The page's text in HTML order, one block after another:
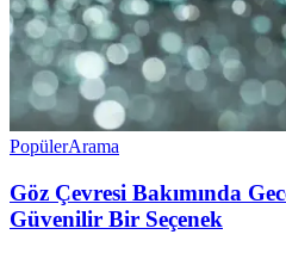
PopülerArama
Göz Çevresi Bakımında
Güvenilir Bir Seçenek